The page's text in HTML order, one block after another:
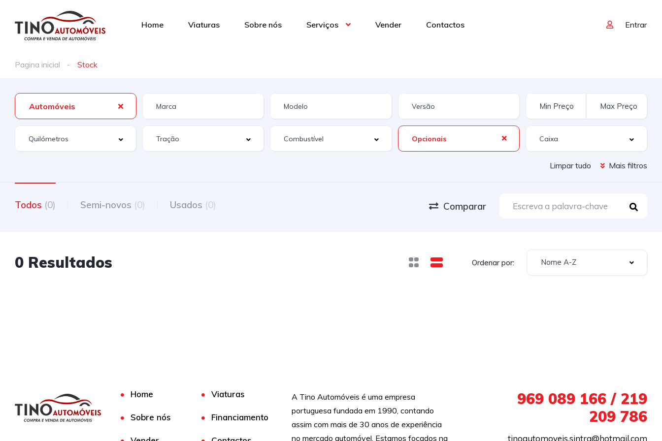
Home Viaturas Sobre nós Serviços Vender Contactos Entrar
Pagina inicial Stock
Automóveis
Opcionais
Limpar tudo Mais filtros
Todos (0) Semi-novos (0) Usados (0) Comparar
0 Resultados Ordenar por: Nome A-Z
Home Viaturas
Sobre nós Financiamento
A Tino Automóveis é uma empresa
portuguesa fundada em 1990, contando
assim com mais de 30 anos de experiência
no mercado automóvel. Estamos focados na
969 089 166 / 219
209 786
tinoautomoveis.sintra@hotmail.com